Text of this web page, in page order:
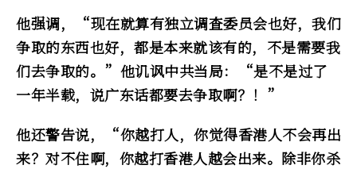
他强调，“现在就算有独立调查委员会也好，我们
争取的东西也好，都是本来就该有的，不是需要我
们去争取的。”他讥讽中共当局：“是不是过了
一年半载，说广东话都要去争取啊？！”
他还警告说，“你越打人，你觉得香港人不会再出
来？对不住啊，你越打香港人越会出来。除非你杀